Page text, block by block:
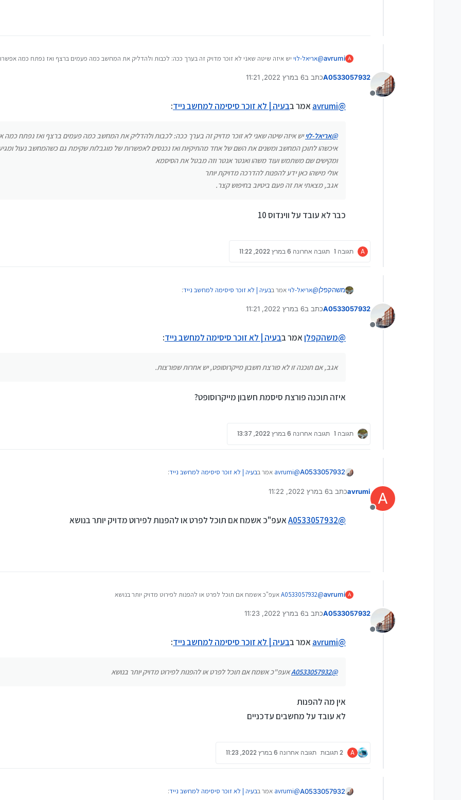
A
avrumi
@אריאל-לוי יש איזה שיטה שאני לא זוכר מדויק זה בערך ככה: לכבות ולהדליק את המחשב כמה פעמים ברצף ואז נפתח כמה
משהו ואנטר אנטר וזה מבטל את הסיסמא
מנותק
A0533057932כתב ב6 במרץ 2022, 11:21
נערך לאחרונה על ידי
@
avrumiאמר בבעיה | לא זוכר סיסימה למחשב נייד:
@אריאל-לוייש איזה שיטה שאני לא זוכר מדויק זה בערך ככה: לכבות ולהדליק את המחשב כמה פעמים ברצף ואז נפתח כמה
איכשהו לתוכן המחשב ומשנים את השם של אחד מהתיקיות ואז נכנסים לאפשרות של מוגבלות שקימת גם כשהמחשב נעול
ומקישים שם משתמש ועוד משהו ואנטר אנטר וזה מבטל את הסיסמא
אולי מישהו כאן ידע להפנות להדרכה מדויקת יותר
אגב, מצאתי את זה פעם ביטיוב בחיפוש קצר.
כבר לא עובד על ווינדוס 10
A תגובה 1 תגובה אחרונה 6 במרץ 2022, 11:22
משהקפלן@אריאל-לויאמר בבעיה | לא זוכר סיסימה למחשב נייד:
הוא שלח אותך למקום הנכון. שם יש תוכנה והוראות איך לפרוץ.
אגב, אם תוכנה זו לא פורצת חשבון מייקרוסופט, יש אחרות שפורצות.
מנותק
A0533057932כתב ב6 במרץ 2022, 11:21
נערך לאחרונה על ידי
@משהקפלןאמר בבעיה | לא זוכר סיסימה למחשב נייד:
אגב, אם תוכנה זו לא פורצת חשבון מייקרוסופט, יש אחרות שפורצות.
איזה תוכנה פורצת סיסמת חשבון מייקרוסופט?
תגובה 1 תגובה אחרונה 6 במרץ 2022, 13:37
A0533057932
@
avrumi אמר בבעיה | לא זוכר סיסימה למחשב נייד:
ומקישים שם משתמש ועוד משהו ואנטר אנטר וזה מבטל את הסיסמא
כבר לא עובד על ווינדוס 10
A
מנותק
avrumiכתב ב6 במרץ 2022, 11:22
נערך לאחרונה על ידי
@
A0533057932אעפ"כ אשמח אם תוכל לפרט או להפנות לפירוט מדויק יותר בנושא
A
avrumi
@
A0533057932אעפ"כ אשמח אם תוכל לפרט או להפנות לפירוט מדויק יותר בנושא
מנותק
A0533057932כתב ב6 במרץ 2022, 11:23
נערך לאחרונה על ידי
@
avrumiאמר בבעיה | לא זוכר סיסימה למחשב נייד:
@
A0533057932אעפ"כ אשמח אם תוכל לפרט או להפנות לפירוט מדויק יותר בנושא
אין מה להפנות
לא עובד על מחשבים עדכניים
A 2 תגובות תגובה אחרונה 6 במרץ 2022, 11:23
A0533057932
@
avrumi אמר בבעיה | לא זוכר סיסימה למחשב נייד: